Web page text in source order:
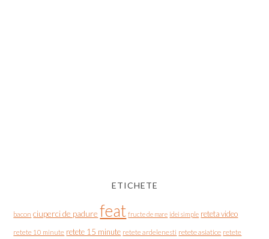
ETICHETE
bacon ciuperci de padure feat fructe de mare idei simple reteta video
retete 10 minute retete 15 minute retete ardelenesti retete asiatice retete